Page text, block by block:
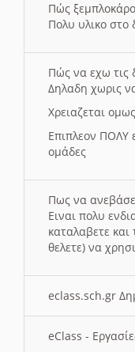
Πώς
Πολυ υλικο στο
Πώς να εχω τις
Δηλαδη χωρις
Χρειαζεται
Επιπλεον ΠΟΛΥ
ομάδες
Πως να
Ειναι πολυ
καταλαβετε
θελετε) να
eclass.sch.gr
eClass -